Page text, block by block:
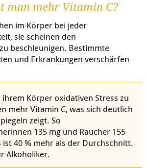
man mehr Vitamin C?
im Körper bei jeder
sie scheinen den
beschleunigen. Bestimmte
und Erkrankungen verschärfen
Körper oxidativen Stress zu
mehr Vitamin C, was sich deutlich
zeigt. So
135 mg und Raucher 155
ist 40 % mehr als der Durchschnitt.
Alkoholiker.